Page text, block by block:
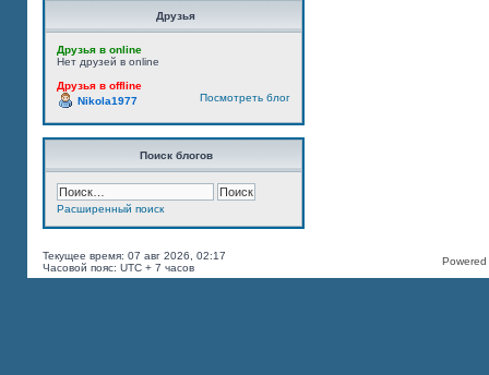
Друзья
Друзья в online
Нет друзей в online
Друзья в offline
Посмотреть блог
Nikola1977
Поиск блогов
Расширенный поиск
Текущее время: 07 авг 2026, 02:17
Часовой пояс: UTC + 7 часов